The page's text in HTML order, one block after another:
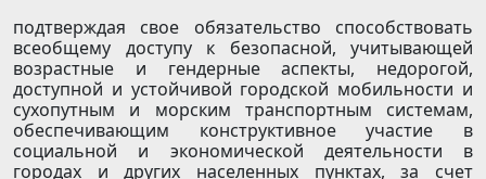
подтверждая свое обязательство способствовать
всеобщему доступу к безопасной, учитывающей
возрастные и гендерные аспекты, недорогой,
доступной и устойчивой городской мобильности и
сухопутным и морским транспортным системам,
обеспечивающим конструктивное участие в
социальной и экономической деятельности в
городах и других населенных пунктах, за счет